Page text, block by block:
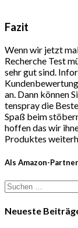
Fazit
Wenn wir jetzt
Recherche Test
sehr gut sind.
an. Dann können
ten­spray die
Spaß beim
hoffen das wir
Produktes
Als Amazon-
Suchen
nach:
Neueste